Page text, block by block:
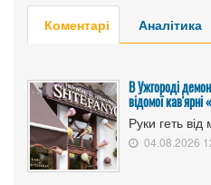
Коментарі Аналітика
В Ужгороді
відомої
Руки геть
04.08.2026